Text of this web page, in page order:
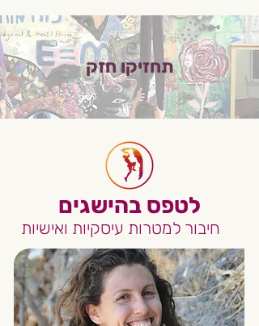
תחזיקו חזק
לטפס בהישגים
חיבור למטרות עיסקיות ואישיות